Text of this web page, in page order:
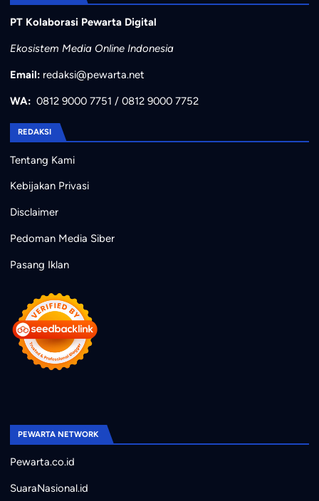
PT Kolaborasi Pewarta Digital
Ekosistem Media Online Indonesia
Email: redaksi@pewarta.net
WA: 0812 9000 7751 / 0812 9000 7752
REDAKSI
Tentang Kami
Kebijakan Privasi
Disclaimer
Pedoman Media Siber
Pasang Iklan
PEWARTA NETWORK
Pewarta.co.id
SuaraNasional.id